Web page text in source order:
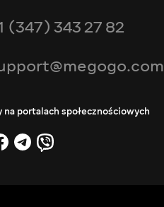
(347) 343 27 82
na portalach społecznościowych